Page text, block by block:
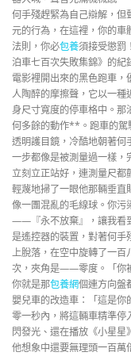
何手殘趕緊為自己辯解，但
元的行為，在這裡，你的
法則，你必包養須接受懲罰
泊車七百次失敗集錦》的
電影裡開出來的黑色跑車
人陶醉的摩擦聲，它以一種
身尺寸寬度的停車格中。那
何多餘的動作**。跑車的駕
透明護目鏡，冷酷地朝著何
一步都像是被測量過一樣，
立刻立正站好，連測量尺都
輕蔑地掃了一眼他那輛垂直
像一團混亂的毛線球。你污
——『永不放棄』，讓我看
是遙控器的裝置，對著何手
上脫落，在空中旋轉了一百
次，夾角是——零度。「你
你就是那包養網個連方向盤
嬰兒車的改造車：「這是你
零一秒內，將這輛車精準停
閃發光、還在播放《小星
他想象中還要無理頭一百萬